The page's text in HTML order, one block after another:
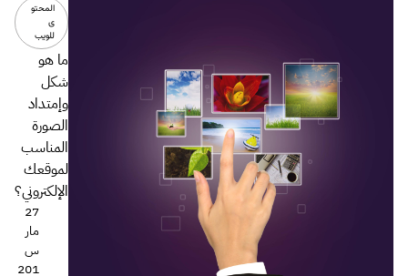
المحتو
ى
للويب
ما هو
شكل
وإمتداد
الصورة
المناسب
لموقعك
الإلكتروني؟
27
مار
س
201